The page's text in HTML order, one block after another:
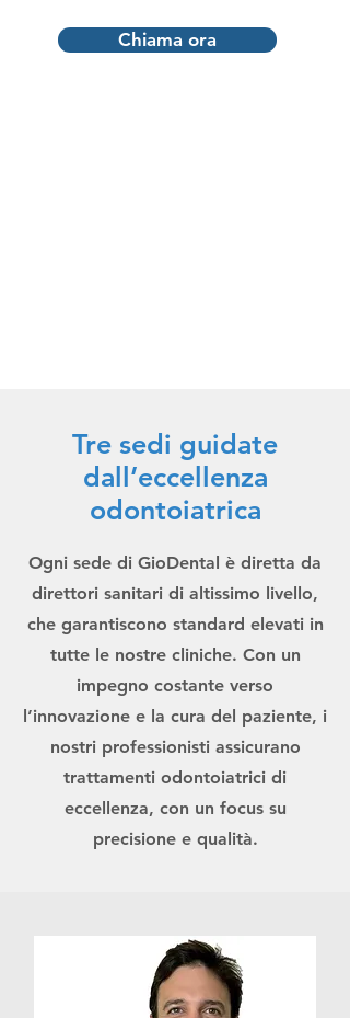
Chiama ora
Tre sedi guidate
dall’eccellenza
odontoiatrica
Ogni sede di GioDental è diretta da
direttori sanitari di altissimo livello,
che garantiscono standard elevati in
tutte le nostre cliniche. Con un
impegno costante verso
l’innovazione e la cura del paziente, i
nostri professionisti assicurano
trattamenti odontoiatrici di
eccellenza, con un focus su
precisione e qualità.